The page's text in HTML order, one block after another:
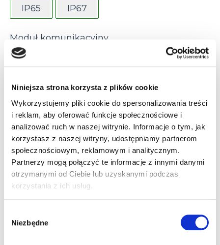
Niniejsza strona korzysta z plików cookie
Wykorzystujemy pliki cookie do spersonalizowania treści
i reklam, aby oferować funkcje społecznościowe i
analizować ruch w naszej witrynie. Informacje o tym, jak
korzystasz z naszej witryny, udostępniamy partnerom
społecznościowym, reklamowym i analitycznym.
Partnerzy mogą połączyć te informacje z innymi danymi
otrzymanymi od Ciebie lub uzyskanymi podczas
korzystania z ich usług.
zgody
Niezbędne
IP65
IP67
Moduł komunikacyjny
Nie
Obszar zastosowania
logistyka
przemysł
Odległość odczytu
do 19 cm
do 22 cm
Przewód zasilania w zestawie